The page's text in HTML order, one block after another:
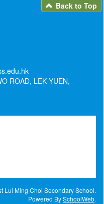
Back to Top
ROAD, LEK YUEN,
Lui Ming Choi Secondary School.
Powered BySchoolWeb.